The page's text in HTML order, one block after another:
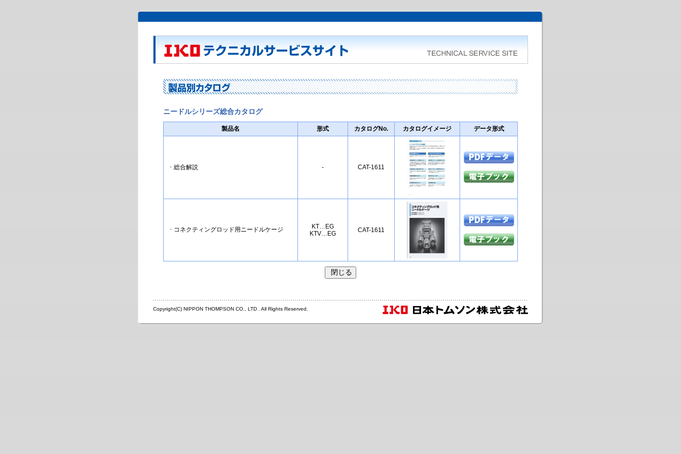
ニードルシリーズ総合カタログ
製品名 形式 カタログNo. カタログイメージ データ形式
･ 総合解説 - CAT-1611
･ コネクティングロッド用ニードルケージ
KT…EG
KTV…EG
CAT-1611
Copyright(C) NIPPON THOMPSON CO., LTD . All Rights Reserved.